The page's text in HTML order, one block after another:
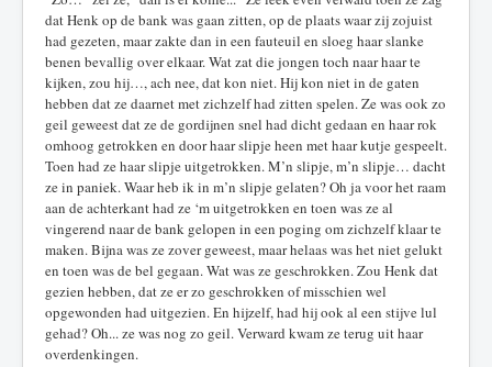
dat Henk op de bank was gaan zitten, op de plaats waar zij zojuist
had gezeten, maar zakte dan in een fauteuil en sloeg haar slanke
benen bevallig over elkaar. Wat zat die jongen toch naar haar te
kijken, zou hij…, ach nee, dat kon niet. Hij kon niet in de gaten
hebben dat ze daarnet met zichzelf had zitten spelen. Ze was ook zo
geil geweest dat ze de gordijnen snel had dicht gedaan en haar rok
omhoog getrokken en door haar slipje heen met haar kutje gespeelt.
Toen had ze haar slipje uitgetrokken. M’n slipje, m’n slipje… dacht
ze in paniek. Waar heb ik in m’n slipje gelaten? Oh ja voor het raam
aan de achterkant had ze ‘m uitgetrokken en toen was ze al
vingerend naar de bank gelopen in een poging om zichzelf klaar te
maken. Bijna was ze zover geweest, maar helaas was het niet gelukt
en toen was de bel gegaan. Wat was ze geschrokken. Zou Henk dat
gezien hebben, dat ze er zo geschrokken of misschien wel
opgewonden had uitgezien. En hijzelf, had hij ook al een stijve lul
gehad? Oh... ze was nog zo geil. Verward kwam ze terug uit haar
overdenkingen.